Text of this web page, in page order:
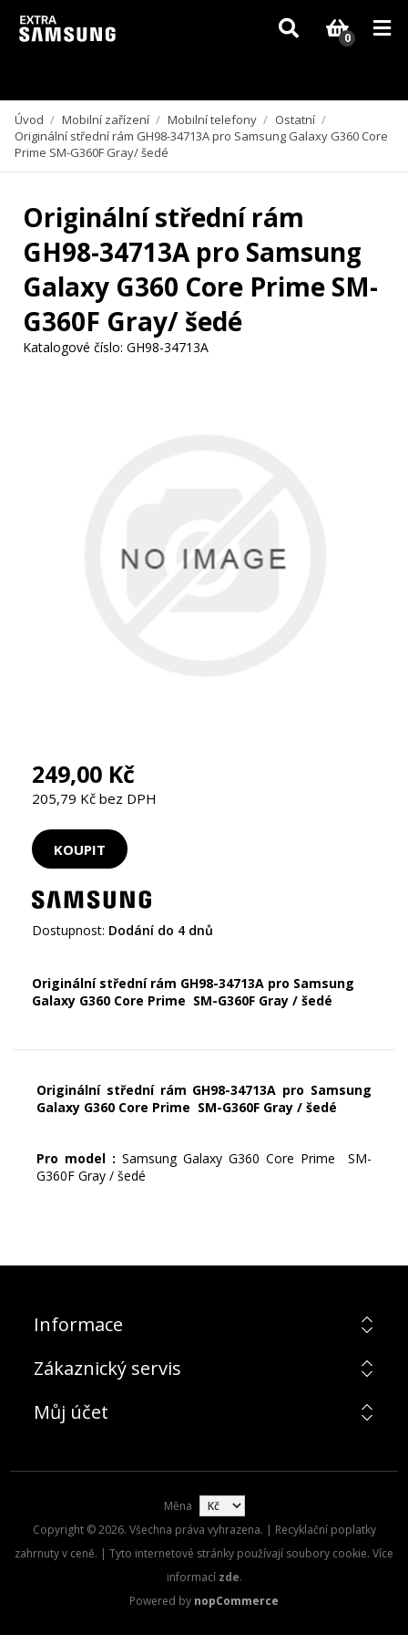
Vzhledem k aktuální situaci se může dodání dílů, které nejsou skladem,
zpozdit. Děkujeme za pochopení.
0
Úvod / Mobilní zařízení / Mobilní telefony / Ostatní /
Originální střední rám GH98-34713A pro Samsung Galaxy G360 Core
Prime SM-G360F Gray/ šedé
Originální střední rám
GH98-34713A pro Samsung
Galaxy G360 Core Prime SM-
G360F Gray/ šedé
Katalogové číslo: GH98-34713A
249,00 Kč
205,79 Kč bez DPH
Dostupnost: Dodání do 4 dnů
Originální střední rám GH98-34713A pro Samsung
Galaxy G360 Core Prime SM-G360F Gray / šedé
Originální střední rám GH98-34713A pro Samsung
Galaxy G360 Core Prime SM-G360F Gray / šedé
Pro model : Samsung Galaxy G360 Core Prime SM-
G360F Gray / šedé
Informace
Zákaznický servis
Můj účet
Měna
Copyright © 2026. Všechna práva vyhrazena. | Recyklační poplatky
zahrnuty v ceně. | Tyto internetové stránky používají soubory cookie. Více
informací zde.
Powered by nopCommerce